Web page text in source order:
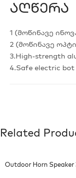
Აღწერა
1 (მოწინავე
2 (მოწინავე
3.High-strength
4.Safe electric
Related
Outdoor Horn Speaker